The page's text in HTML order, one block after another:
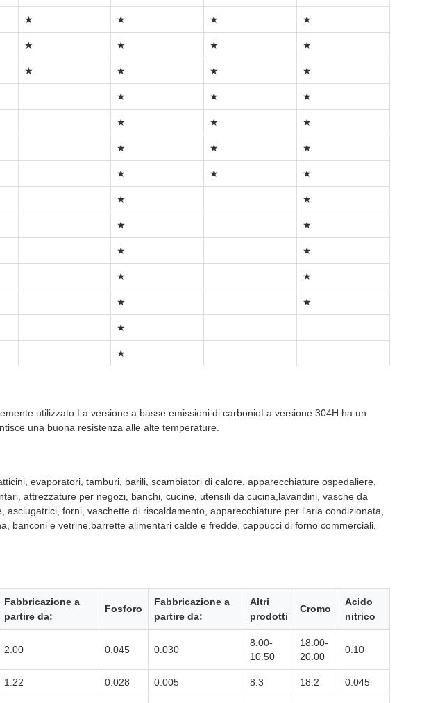
★ ★ ★ ★
★ ★ ★ ★
★ ★ ★ ★
★ ★ ★
★ ★ ★
★ ★ ★
★ ★ ★
★ ★
★ ★
★ ★
★ ★
★ ★
★
★
utilizzato.La versione a basse emissioni di carbonioLa versione 304H ha un
una buona resistenza alle alte temperature.
evaporatori, tamburi, barili, scambiatori di calore, apparecchiature ospedaliere,
attrezzature per negozi, banchi, cucine, utensili da cucina,lavandini, vasche da
asciugatrici, forni, vaschette di riscaldamento, apparecchiature per l'aria condizionata,
banconi e vetrine,barrette alimentari calde e fredde, cappucci di forno commerciali,
Fabbricazione a
partire da:
Fosforo
Fabbricazione a
partire da:
Altri
prodotti
Cromo
Acido
nitrico
2.00 0.045 0.030
8.00-
10.50
18.00-
20.00
0.10
1.22 0.028 0.005 8.3 18.2 0.045